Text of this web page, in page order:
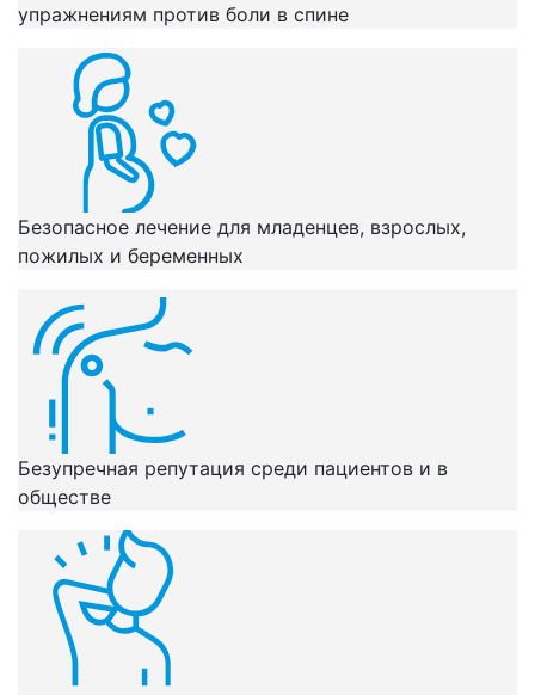
упражнениям против боли в спине
Безопасное лечение для младенцев, взрослых,
пожилых и беременных
Безупречная репутация среди пациентов и в
обществе